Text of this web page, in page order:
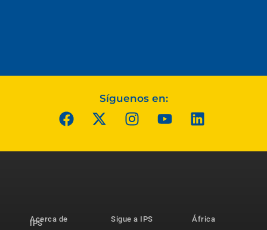
Síguenos en:
Acerca de
IPS
Sigue a IPS
África